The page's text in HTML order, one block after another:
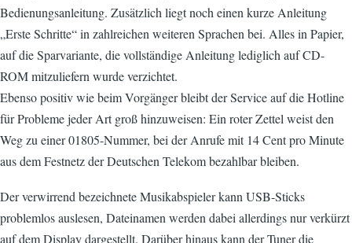
Bedienungsanleitung. Zusätzlich liegt noch einen kurze Anleitung
„Erste Schritte“ in zahlreichen weiteren Sprachen bei. Alles in Papier,
auf die Sparvariante, die vollständige Anleitung lediglich auf CD-
ROM mitzuliefern wurde verzichtet.
Ebenso positiv wie beim Vorgänger bleibt der Service auf die Hotline
für Probleme jeder Art groß hinzuweisen: Ein roter Zettel weist den
Weg zu einer 01805-Nummer, bei der Anrufe mit 14 Cent pro Minute
aus dem Festnetz der Deutschen Telekom bezahlbar bleiben.
Der verwirrend bezeichnete Musikabspieler kann USB-Sticks
problemlos auslesen, Dateinamen werden dabei allerdings nur verkürzt
auf dem Display dargestellt. Darüber hinaus kann der Tuner die